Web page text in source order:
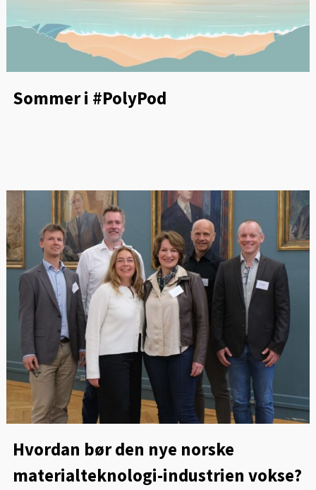
Sommer i #PolyPod
Hvordan bør den nye norske
materialteknologi-industrien vokse?